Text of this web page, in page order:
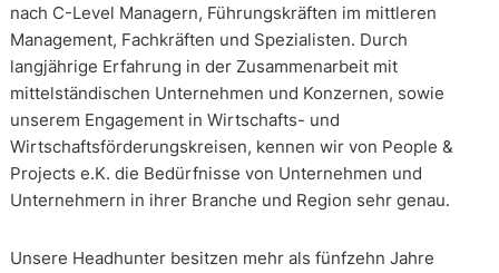
nach C-Level Managern, Führungskräften im mittleren
Management, Fachkräften und Spezialisten. Durch
langjährige Erfahrung in der Zusammenarbeit mit
mittelständischen Unternehmen und Konzernen, sowie
unserem Engagement in Wirtschafts- und
Wirtschaftsförderungskreisen, kennen wir von People &
Projects e.K. die Bedürfnisse von Unternehmen und
Unternehmern in ihrer Branche und Region sehr genau.
Unsere Headhunter besitzen mehr als fünfzehn Jahre